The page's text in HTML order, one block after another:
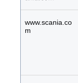
www.scania.co
m